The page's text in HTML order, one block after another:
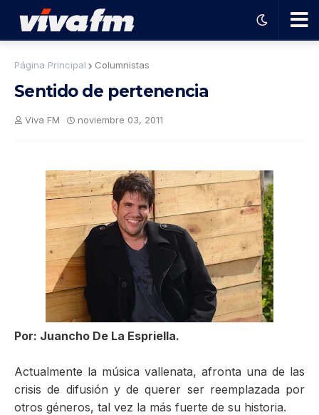
con
el
pro
gra
Página Principal Columnistas
Sentido de pertenencia
Viva FM noviembre 03, 2011
Por: Juancho De La Espriella.
Actualmente la música vallenata, afronta una de las
crisis de difusión y de querer ser reemplazada por
otros géneros, tal vez la más fuerte de su historia.